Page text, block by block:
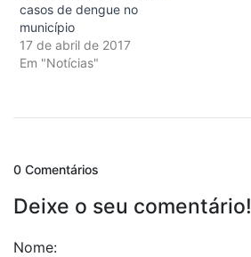
casos de dengue no
município
17 de abril de 2017
Em "Notícias"
0 Comentários
Deixe o seu comentário!
Nome: